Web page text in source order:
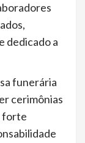
dedicado a
funerária
cerimônias
forte